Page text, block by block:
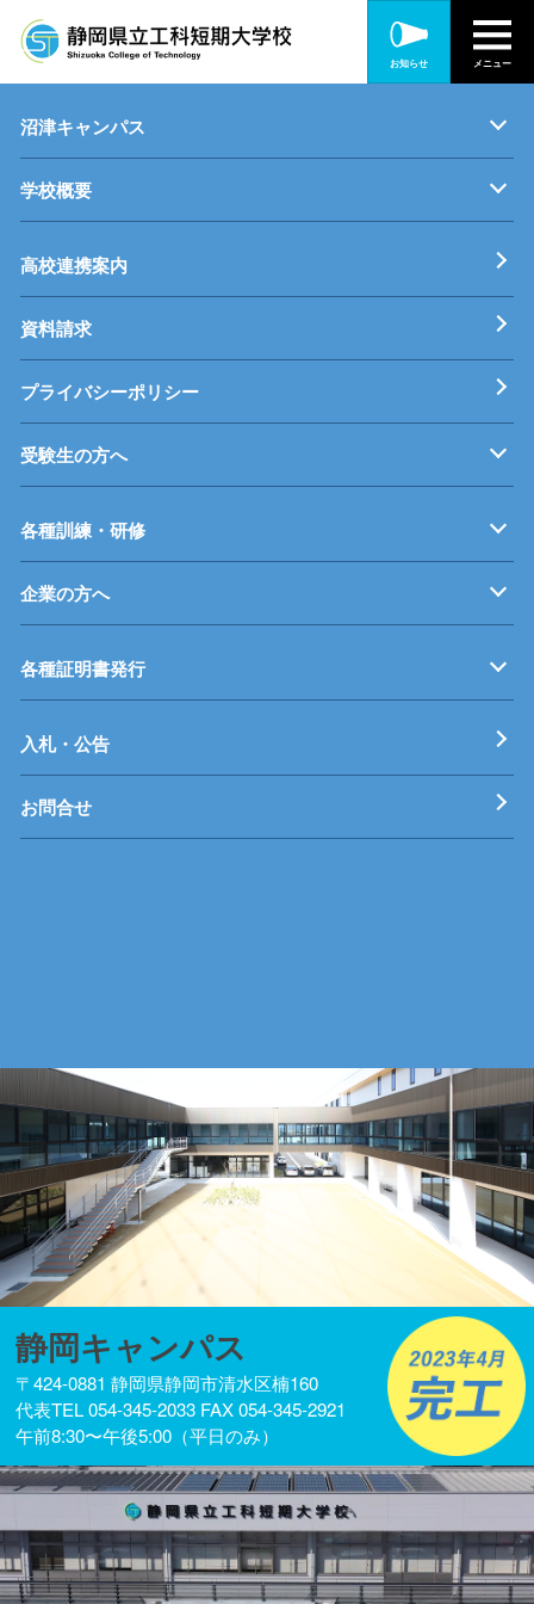
お知らせ メニュー
静岡キャンパス
キャンパス紹介
機械・制御技術科
電気技術科
建築設備科
沼津キャンパス
キャンパス紹介
機械・生産技術科
電子情報技術科
情報技術科
学校概要
基本理念
校長挨拶
すうじでみる静岡県立工科短期大学校
工科短大評価委員会
高校連携案内
資料請求
プライバシーポリシー
受験生の方へ
募集要項
オープンキャンパス
受験料等
高校連携案内
各種訓練・研修
企業従業員の方へ
再就職を考えている方へ
障がいのある方へ
企業の方へ
事業主推薦について
インターンシップについて
学生の求人について
各種証明書発行
工科短期大学校
技術専門校
ガス溶接技能講習
各種特別教育
入札・公告
お問合せ
静岡キャンパス
〒424-0881 静岡県静岡市清水区楠160
代表TEL 054-345-2033 FAX 054-345-2921
午前8:30〜午後5:00（平日のみ）